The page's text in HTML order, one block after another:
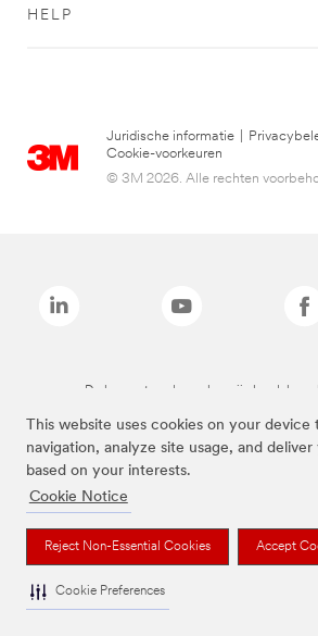
This website uses cookies on your device
navigation, analyze site usage, and
based on your interests.
Cookie Notice
Reject Non-Essential Cookies Accept
Cookie Preferences
HELP
Juridische informatie
Cookie-voorkeuren
© 3M 2026. Alle rechten
De bovenstaande merken zijn